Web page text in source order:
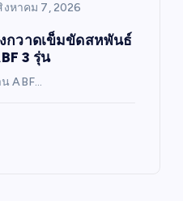
งหาคม 7, 2026
กวาดเข็มขัดสหพันธ์
3 รุ่น
ABF…